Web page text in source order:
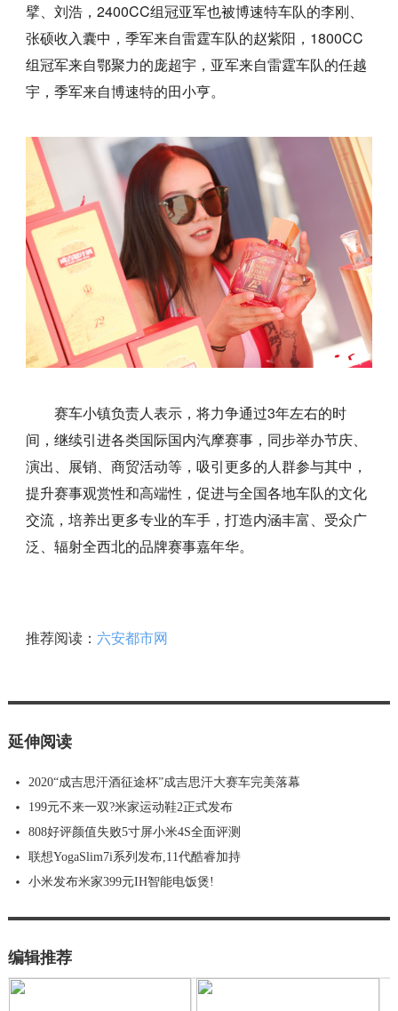
擘、刘浩，2400CC组冠亚军也被博速特车队的李刚、
张硕收入囊中，季军来自雷霆车队的赵紫阳，1800CC
组冠军来自鄂聚力的庞超宇，亚军来自雷霆车队的任越
宇，季军来自博速特的田小亨。
赛车小镇负责人表示，将力争通过3年左右的时
间，继续引进各类国际国内汽摩赛事，同步举办节庆、
演出、展销、商贸活动等，吸引更多的人群参与其中，
提升赛事观赏性和高端性，促进与全国各地车队的文化
交流，培养出更多专业的车手，打造内涵丰富、受众广
泛、辐射全西北的品牌赛事嘉年华。
推荐阅读： 六安都市网
延伸阅读
2020“成吉思汗酒征途杯”成吉思汗大赛车完美落幕
199元不来一双?米家运动鞋2正式发布
808好评颜值失败5寸屏小米4S全面评测
联想YogaSlim7i系列发布,11代酷睿加持
小米发布米家399元IH智能电饭煲!
编辑推荐